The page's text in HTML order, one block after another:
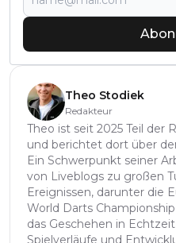
Theo Stodiek
Redakteur
Theo ist seit 2025 Teil der
und berichtet dort über
Ein Schwerpunkt seiner
von Liveblogs zu großen
Ereignissen, darunter die
World Darts
das Geschehen in
Spielverläufe und